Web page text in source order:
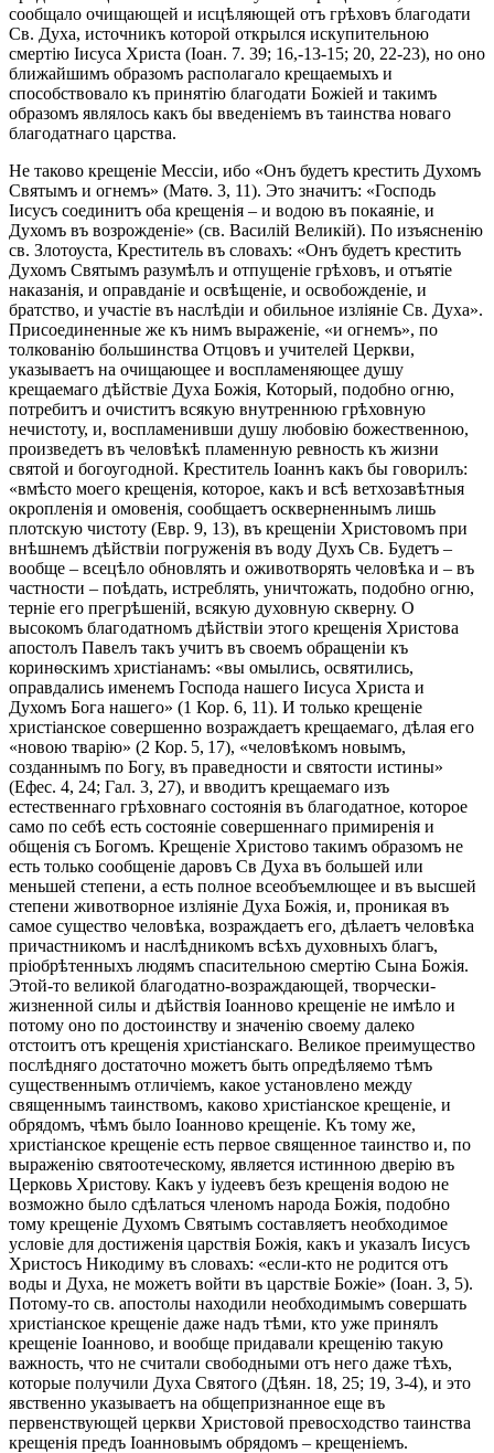
сообщало очищающей и исцѣляющей отъ грѣховъ благодати
Св. Духа, источникъ которой открылся искупительною
смертію Іисуса Христа (Іоан. 7. 39; 16,-13-15; 20, 22-23), но оно
ближайшимъ образомъ располагало крещаемыхъ и
способствовало къ принятію благодати Божіей и такимъ
образомъ являлось какъ бы введеніемъ въ таинства новаго
благодатнаго царства.
Не таково крещеніе Мессіи, ибо «Онъ будетъ крестить Духомъ
Святымъ и огнемъ» (Матѳ. 3, 11). Это значитъ: «Господь
Іисусъ соединитъ оба крещенія – и водою въ покаяніе, и
Духомъ въ возрожденіе» (св. Василій Великій). По изъясненію
св. Злотоуста, Креститель въ словахъ: «Онъ будетъ крестить
Духомъ Святымъ разумѣлъ и отпущеніе грѣховъ, и отъятіе
наказанія, и оправданіе и освѣщеніе, и освобожденіе, и
братство, и участіе въ наслѣдіи и обильное изліяніе Св. Духа».
Присоединенные же къ нимъ выраженіе, «и огнемъ», по
толкованію большинства Отцовъ и учителей Церкви,
указываетъ на очищающее и воспламеняющее душу
крещаемаго дѣйствіе Духа Божія, Который, подобно огню,
потребитъ и очиститъ всякую внутреннюю грѣховную
нечистоту, и, воспламенивши душу любовію божественною,
произведетъ въ человѣкѣ пламенную ревность къ жизни
святой и богоугодной. Креститель Іоаннъ какъ бы говорилъ:
«вмѣсто моего крещенія, которое, какъ и всѣ ветхозавѣтныя
окропленія и омовенія, сообщаетъ оскверненнымъ лишь
плотскую чистоту (Евр. 9, 13), въ крещеніи Христовомъ при
внѣшнемъ дѣйствіи погруженія въ воду Духъ Св. Будетъ –
вообще – всецѣло обновлять и оживотворять человѣка и – въ
частности – поѣдать, истреблять, уничтожать, подобно огню,
терніе его прегрѣшеній, всякую духовную скверну. О
высокомъ благодатномъ дѣйствіи этого крещенія Христова
апостолъ Павелъ такъ учитъ въ своемъ обращеніи къ
коринѳскимъ христіанамъ: «вы омылись, освятились,
оправдались именемъ Господа нашего Іисуса Христа и
Духомъ Бога нашего» (1 Кор. 6, 11). И только крещеніе
христіанское совершенно возраждаетъ крещаемаго, дѣлая его
«новою тварію» (2 Кор. 5, 17), «человѣкомъ новымъ,
созданнымъ по Богу, въ праведности и святости истины»
(Ефес. 4, 24; Гал. 3, 27), и вводитъ крещаемаго изъ
естественнаго грѣховнаго состоянія въ благодатное, которое
само по себѣ есть состояніе совершеннаго примиренія и
общенія съ Богомъ. Крещеніе Христово такимъ образомъ не
есть только сообщеніе даровъ Св Духа въ большей или
меньшей степени, а есть полное всеобъемлющее и въ высшей
степени животворное изліяніе Духа Божія, и, проникая въ
самое существо человѣка, возраждаетъ его, дѣлаетъ человѣка
причастникомъ и наслѣдникомъ всѣхъ духовныхъ благъ,
пріобрѣтенныхъ людямъ спасительною смертію Сына Божія.
Этой-то великой благодатно-возраждающей, творчески-
жизненной силы и дѣйствія Іоанново крещеніе не имѣло и
потому оно по достоинству и значенію своему далеко
отстоитъ отъ крещенія христіанскаго. Великое преимущество
послѣдняго достаточно можетъ быть опредѣляемо тѣмъ
существеннымъ отличіемъ, какое установлено между
священнымъ таинствомъ, каково христіанское крещеніе, и
обрядомъ, чѣмъ было Іоанново крещеніе. Къ тому же,
христіанское крещеніе есть первое священное таинство и, по
выраженію святоотеческому, является истинною дверію въ
Церковь Христову. Какъ у іудеевъ безъ крещенія водою не
возможно было сдѣлаться членомъ народа Божія, подобно
тому крещеніе Духомъ Святымъ составляетъ необходимое
условіе для достиженія царствія Божія, какъ и указалъ Іисусъ
Христосъ Никодиму въ словахъ: «если-кто не родится отъ
воды и Духа, не можетъ войти въ царствіе Божіе» (Іоан. 3, 5).
Потому-то св. апостолы находили необходимымъ совершать
христіанское крещеніе даже надъ тѣми, кто уже принялъ
крещеніе Іоанново, и вообще придавали крещенію такую
важность, что не считали свободными отъ него даже тѣхъ,
которые получили Духа Святого (Дѣян. 18, 25; 19, 3-4), и это
явственно указываетъ на общепризнанное еще въ
первенствующей церкви Христовой превосходство таинства
крещенія предъ Іоанновымъ обрядомъ – крещеніемъ.